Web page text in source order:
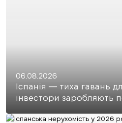
06.08.2026
Іспанія — тиха гавань
інвестори заробляють